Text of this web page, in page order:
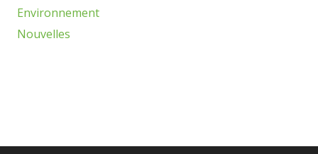
Environnement
Nouvelles